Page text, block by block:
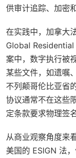
供审计追踪、加密
在实践中，加拿大
Global
案中，数字执行被
某些文件，如遗嘱
不列颠哥伦比亚省
协议通常不在这些
定条款要求物理签名
从商业观察角度来
美国的 ESIGN 法